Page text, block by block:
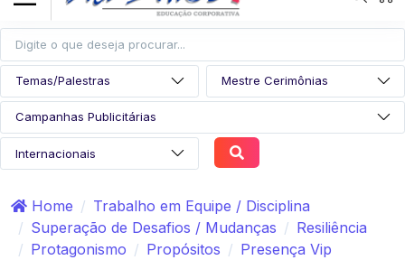
Home
Trabalho em Equipe / Disciplina
Superação de Desafios / Mudanças
Resiliência
Protagonismo
Propósitos
Presença Vip